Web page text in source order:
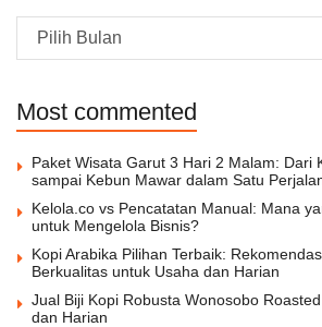
Archive
Most commented
Paket Wisata Garut 3 Hari 2 Malam: Dari
sampai Kebun Mawar dalam Satu
Kelola.co vs Pencatatan Manual: Mana
untuk Mengelola Bisnis?
Kopi Arabika Pilihan Terbaik:
Berkualitas untuk Usaha dan Harian
Jual Biji Kopi Robusta Wonosobo
dan Harian